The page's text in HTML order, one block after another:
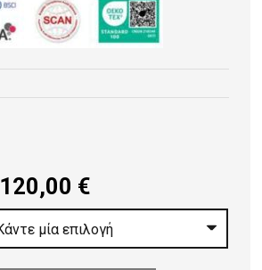
120,00 €
range:
19,20 €